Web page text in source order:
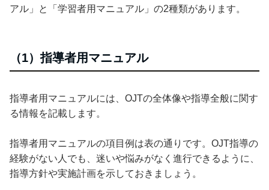
アル」と「学習者用マニュアル」の2種類があります。
（1）指導者用マニュアル
指導者用マニュアルには、OJTの全体像や指導全般に関す
る情報を記載します。
指導者用マニュアルの項目例は表の通りです。OJT指導の
経験がない人でも、迷いや悩みがなく進行できるように、
指導方針や実施計画を示しておきましょう。